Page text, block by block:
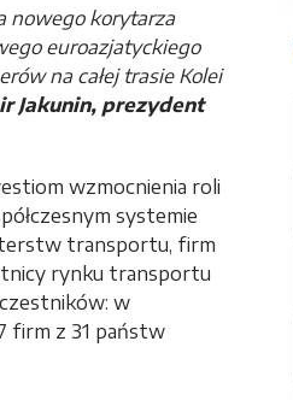
nowego korytarza
euroazjatyckiego
na całej trasie Kolei
Jakunin, prezydent
wzmocnienia roli
systemie
transportu, firm
rynku transportu
w
firm z 31 państw